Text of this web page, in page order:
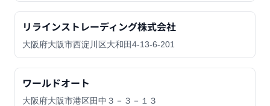
リラインストレーディング株式会社
大阪府大阪市西淀川区大和田4-13-6-201
ワールドオート
大阪府大阪市港区田中３－３－１３